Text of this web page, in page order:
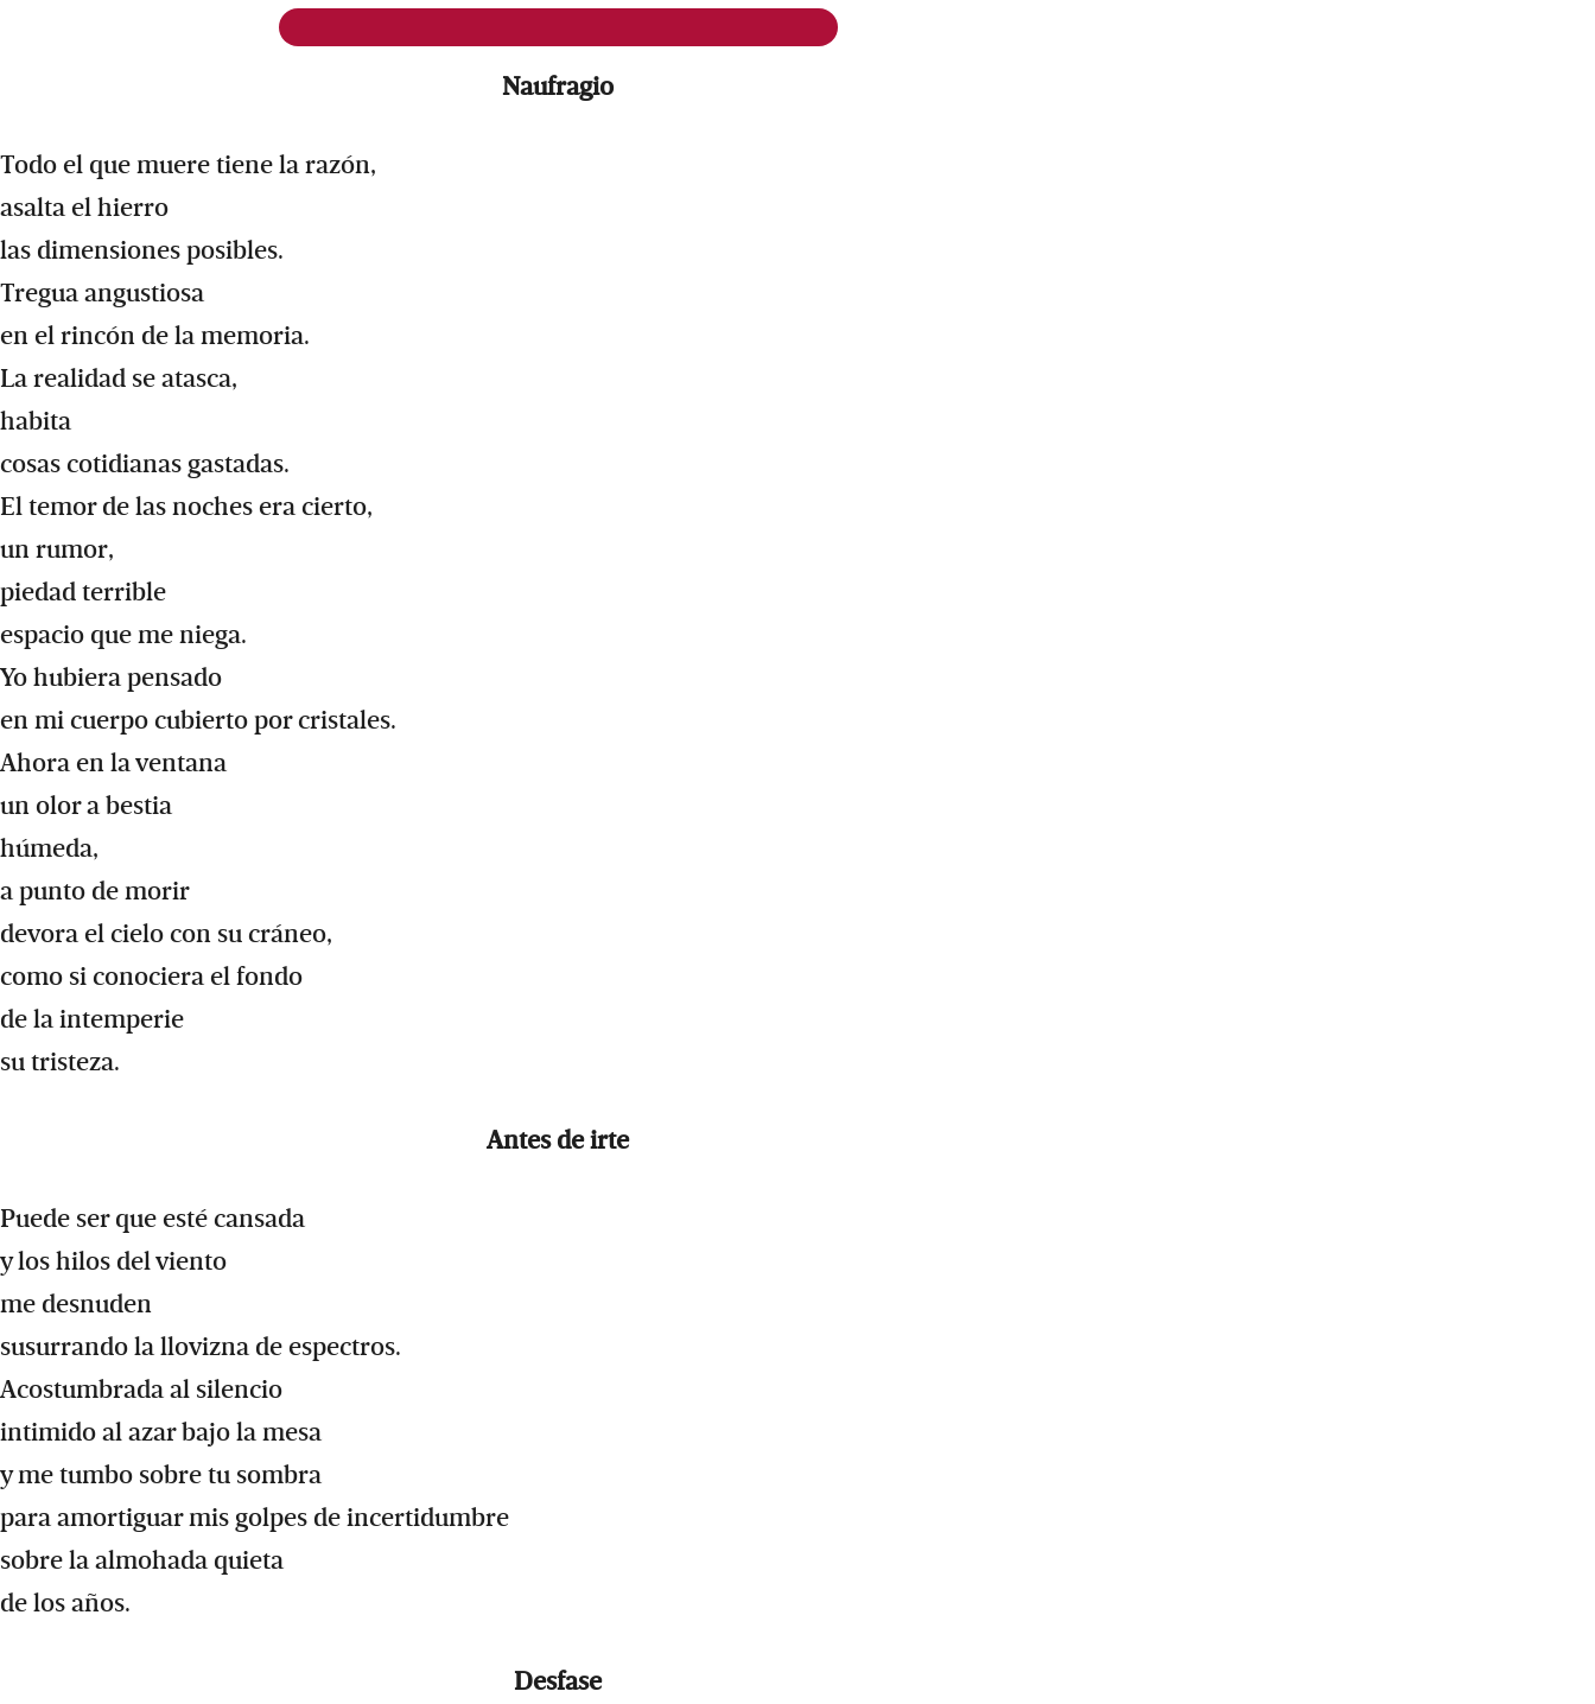
Naufragio
Todo el que muere tiene la razón,
asalta el hierro
las dimensiones posibles.
Tregua angustiosa
en el rincón de la memoria.
La realidad se atasca,
habita
cosas cotidianas gastadas.
El temor de las noches era cierto,
un rumor,
piedad terrible
espacio que me niega.
Yo hubiera pensado
en mi cuerpo cubierto por cristales.
Ahora en la ventana
un olor a bestia
húmeda,
a punto de morir
devora el cielo con su cráneo,
como si conociera el fondo
de la intemperie
su tristeza.
Antes de irte
Puede ser que esté cansada
y los hilos del viento
me desnuden
susurrando la llovizna de espectros.
Acostumbrada al silencio
intimido al azar bajo la mesa
y me tumbo sobre tu sombra
para amortiguar mis golpes de incertidumbre
sobre la almohada quieta
de los años.
Desfase